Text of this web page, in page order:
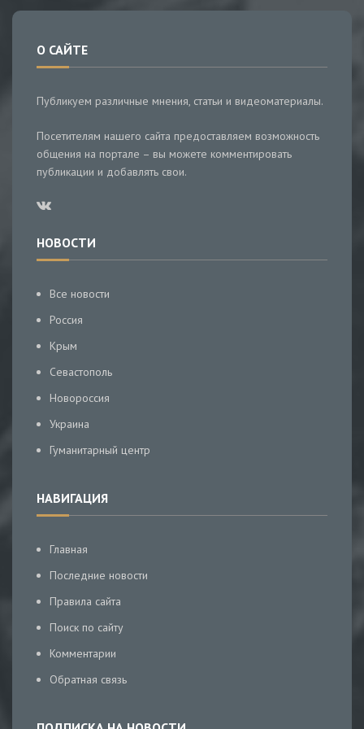
О САЙТЕ
Публикуем различные мнения, статьи и видеоматериалы.
Посетителям нашего сайта предоставляем возможность
общения на портале – вы можете комментировать
публикации и добавлять свои.
НОВОСТИ
Все новости
Россия
Крым
Севастополь
Новороссия
Украина
Гуманитарный центр
НАВИГАЦИЯ
Главная
Последние новости
Правила сайта
Поиск по сайту
Комментарии
Обратная связь